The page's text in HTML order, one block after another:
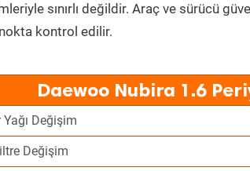
sınırlı değildir. Araç ve sürücü
kontrol edilir.
Daewoo Nubira 1.6
Değişim
Değişim